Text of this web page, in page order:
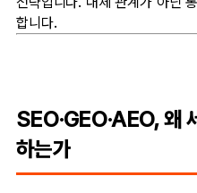
합니다.
SEO·GEO·AEO, 왜
하는가